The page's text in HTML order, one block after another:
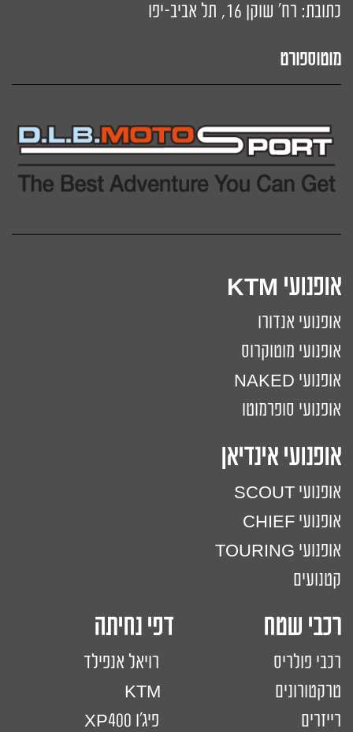
כתובת: רח' שוקן 16, תל אביב-יפו
מוטוספורט
אופנועי KTM
אופנועי אנדורו
אופנועי מוטוקרוס
אופנועי NAKED
אופנועי סופרמוטו
אופנועי אינדיאן
אופנועי SCOUT
אופנועי CHIEF
אופנועי TOURING
קטנועים
רכבי שטח דפי נחיתה
רכבי פולריס
רויאל אנפילד
טרקטורונים
רייזרים
פיג'ו XP400